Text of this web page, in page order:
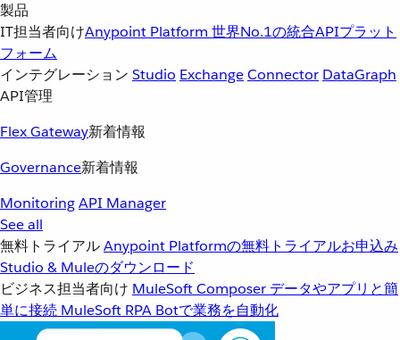
製品
IT担当者向けAnypoint Platform 世界No.1の統合APIプラット
フォーム
インテグレーション Studio ExchangeConnector DataGraph
API管理
Flex Gateway新着情報
Governance新着情報
MonitoringAPI Manager
See all
無料トライアルAnypoint Platformの無料トライアルお申込み
Studio & Muleのダウンロード
ビジネス担当者向け MuleSoft Composer データやアプリと簡
単に接続 MuleSoft RPA Botで業務を自動化